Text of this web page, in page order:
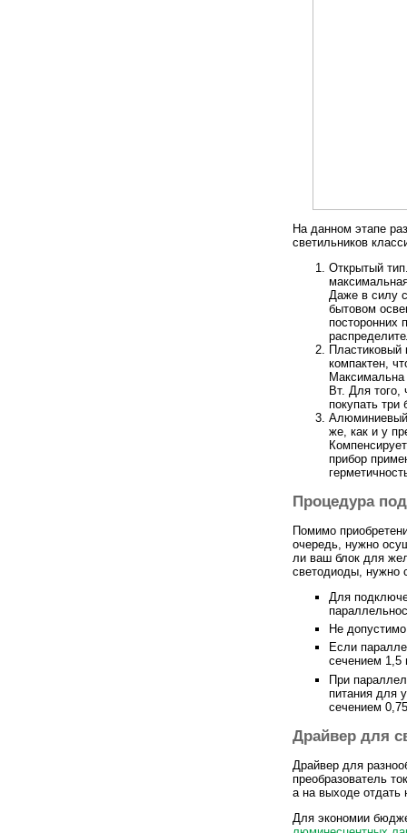
На данном этапе
светильников
Открытый
Даже в силу
бытовом
посторонних
Пластиковый
компактен,
Максимальна
Вт. Для того,
покупать три
Алюминиевый
же, как и у
прибор
Процедура
Помимо
очередь, нужно
ли ваш блок для
светодиоды, нужно
Для
Не
Если
сечением 1,5
При
питания для
сечением
Драйвер для
Драйвер для
преобразователь
а на выходе отдать
Для экономии